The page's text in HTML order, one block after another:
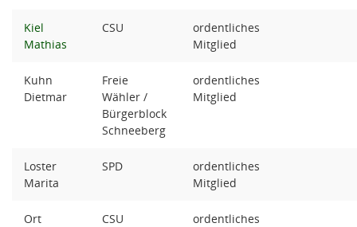
Kiel
Mathias
CSU
ordentliches
Mitglied
Kuhn
Dietmar
Freie
Wähler /
Bürgerblock
Schneeberg
ordentliches
Mitglied
Loster
Marita
SPD
ordentliches
Mitglied
Ort
CSU
ordentliches